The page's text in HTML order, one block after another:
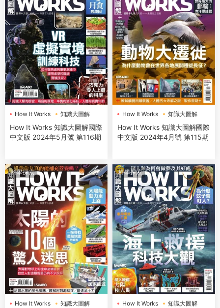
How It Works 知識大圖解
How It Works 知識大圖解國際
中文版 2024年5月號 第116期
How It Works 知識大圖解
How It Works 知識大圖解國際
中文版 2024年4月號 第115期
科學探索
How It Works 知識大圖解
科學探索
How It Works 知識大圖解